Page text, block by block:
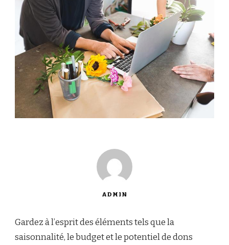
ADMIN
Gardez à l’esprit des éléments tels que la
saisonnalité, le budget et le potentiel de dons